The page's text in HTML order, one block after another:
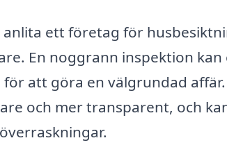
ett företag för
En noggrann inspektion
att göra en välgrundad
och mer transparent, och